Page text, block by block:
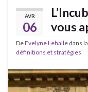
AVR
06
vous
DeEvelyne Lehalle dans
définitions et stratégies